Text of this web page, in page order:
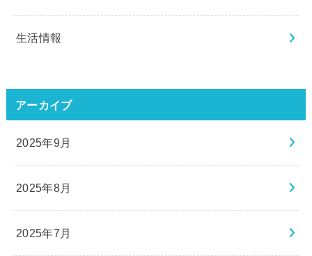
生活情報
アーカイブ
2025年9月
2025年8月
2025年7月